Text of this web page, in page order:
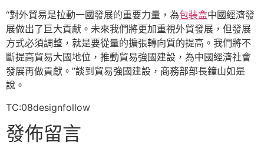
“對外貿易是拉動一國發展的重要力量，為包裝盒中國經濟發
展做出了巨大貢獻。未來我們將更加重視外貿發展，但發展
方式必須調整，就是要從量的擴張轉向質的提高。我們將不
斷提高貿易大國地位，推動貿易強國建設，為中國經濟社會
發展再做貢獻。”談到貿易強國建設，商務部部長鐘山如是
說。
TC:08designfollow
發佈留言